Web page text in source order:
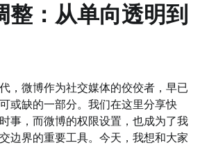
整：从单向透明到
，微博作为社交媒体的佼佼者，早已
或缺的一部分。我们在这里分享快
事，而微博的权限设置，也成为了我
边界的重要工具。今天，我想和大家